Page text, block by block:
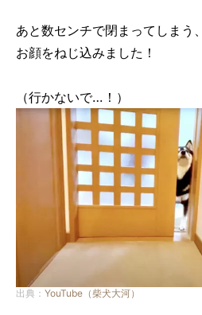
あと数センチで閉まってしまう
お顔をねじ込みました！
（行かないで…！）
出典： YouTube（柴犬大河）